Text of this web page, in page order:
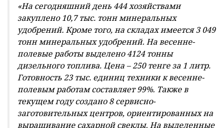
«На сегодняшний день 444 хозяйствами
закуплено 10,7 тыс. тонн минеральных
удобрений. Кроме того, на складах имеется 3 049
тонн минеральных удобрений. На весенне-
полевые работы выделено 4124 тонны
дизельного топлива. Цена – 250 тенге за 1 литр.
Готовность 23 тыс. единиц техники к весенне-
полевым работам составляет 99%. Также в
текущем году создано 8 сервисно-
заготовительных центров, ориентированных на
выращивание сахарной свеклы. На выделенные